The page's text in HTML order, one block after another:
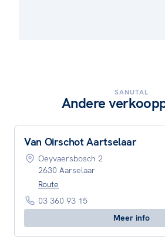
SANUTAL
Andere
Van Oirschot Aartselaar
Oeyvaersbosch 2
2630 Aarselaar
Route
03 360 93 15
Meer info